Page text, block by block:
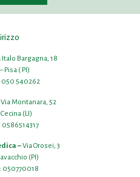
Italo Bargagna, 18
Pisa ( PI)
050 540262
Via Montanara, 52
(LI)
0586514317
–Via Orosei, 3
(PI)
050770018